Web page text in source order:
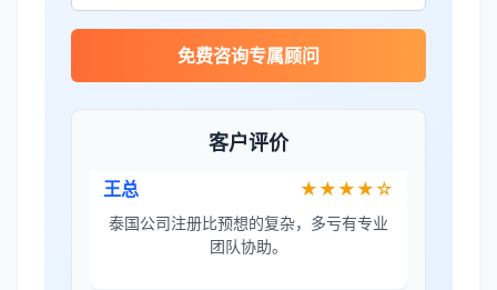
免费咨询专属顾问
客户评价
律手续，非常专业。